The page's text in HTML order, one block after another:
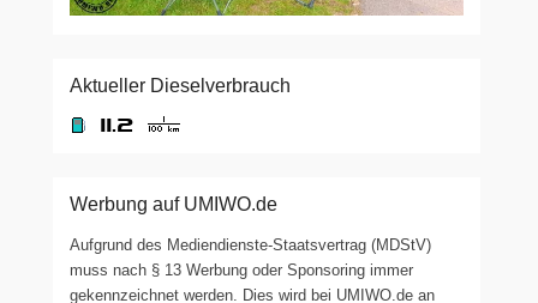
Aktueller Dieselverbrauch
Werbung auf UMIWO.de
Aufgrund des Mediendienste-Staatsvertrag (MDStV)
muss nach § 13 Werbung oder Sponsoring immer
gekennzeichnet werden. Dies wird bei UMIWO.de an